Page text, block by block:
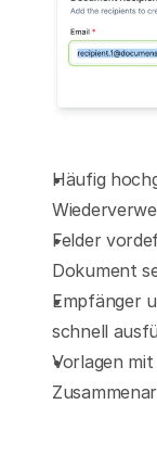
Häufig
Felder
Dokument
Empfänger
schnell
Vorlagen